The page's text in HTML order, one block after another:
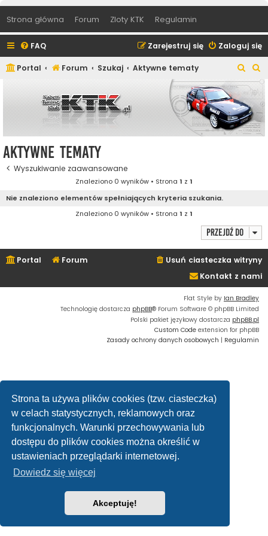
Strona ta używa plików cookies (tzw. ciasteczka)
w celach statystycznych, reklamowych oraz
funkcjonalnych. Warunki przechowywania lub
dostępu do plików cookies można określić w
ustawieniach przeglądarki internetowej.
Dowiedz się więcej
Akceptuję!
Strona główna Forum Zloty KTK Regulamin
FAQ Zaloguj się
Zarejestruj się
Portal Forum Szukaj Aktywne tematy
z
u
k
z
u
k
a
Aktywne tematy
Wyszukiwanie zaawansowane
Znaleziono 0 wyników • Strona 1 z 1
Nie znaleziono elementów spełniających kryteria szukania.
Znaleziono 0 wyników • Strona 1 z 1
Przejdź do
Portal Forum
Usuń ciasteczka witryny
Kontakt z nami
Flat Style by Ian Bradley
Technologię dostarcza phpBB® Forum Software © phpBB Limited
Polski pakiet językowy dostarcza phpBB.pl
Custom Code extension for phpBB
Zasady ochrony danych osobowych | Regulamin